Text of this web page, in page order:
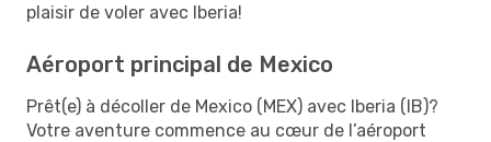
plaisir de voler avec Iberia!
Aéroport principal de Mexico
Prêt(e) à décoller de Mexico (MEX) avec Iberia (IB)?
Votre aventure commence au cœur de l’aéroport